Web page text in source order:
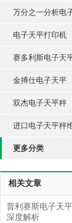
万分之一分析电
电子天平打印机
赛多利斯电子天
金搏仕电子天平
双杰电子天平秤
进口电子天平秤
更多分类
相关文章
普利赛斯电子天
深度解析